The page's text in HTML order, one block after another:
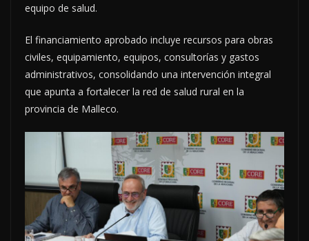
equipo de salud.
El financiamiento aprobado incluye recursos para obras
civiles, equipamiento, equipos, consultorías y gastos
administrativos, consolidando una intervención integral
que apunta a fortalecer la red de salud rural en la
provincia de Malleco.